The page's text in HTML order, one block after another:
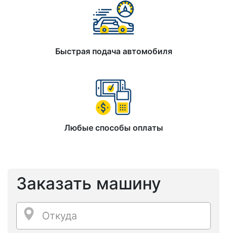
Быстрая подача автомобиля
Любые способы оплаты
Заказать машину